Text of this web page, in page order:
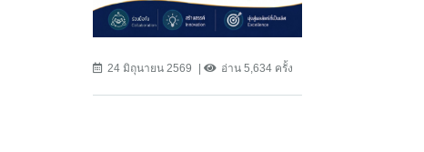
24 มิถุนายน 2569 อ่าน 5,634 ครั้ง